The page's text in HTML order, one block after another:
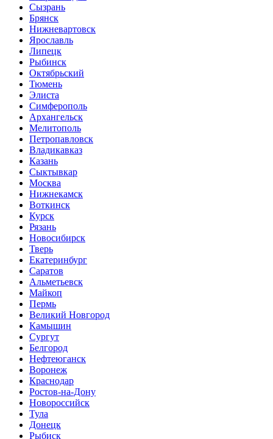
Сызрань
Брянск
Нижневартовск
Ярославль
Липецк
Рыбинск
Октябрьский
Тюмень
Элиста
Симферополь
Архангельск
Мелитополь
Петропавловск
Владикавказ
Казань
Сыктывкар
Москва
Нижнекамск
Воткинск
Курск
Рязань
Новосибирск
Тверь
Екатеринбург
Саратов
Альметьевск
Майкоп
Пермь
Великий Новгород
Камышин
Сургут
Белгород
Нефтеюганск
Воронеж
Краснодар
Ростов-на-Дону
Новороссийск
Тула
Донецк
Рыбиск